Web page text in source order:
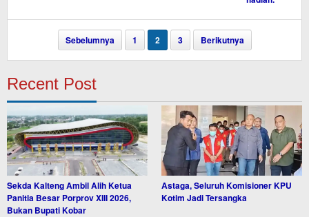
Sebelumnya 1 2 3 Berikutnya
Recent Post
Sekda Kalteng Ambil Alih Ketua
Panitia Besar Porprov XIII 2026,
Bukan Bupati Kobar
Astaga, Seluruh Komisioner KPU
Kotim Jadi Tersangka